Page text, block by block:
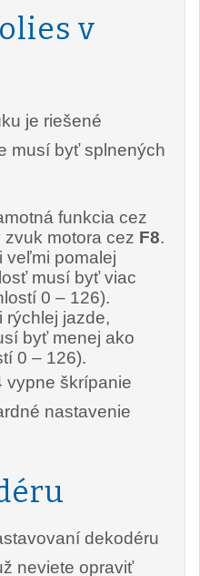
v
je riešené
musí byť splnených
funkcia cez
motora cez F8.
veľmi pomalej
musí byť viac
0 – 126).
rýchlej jazde,
byť menej ako
0 – 126).
vypne škrípanie
nastavenie
dekodéru
neviete opraviť